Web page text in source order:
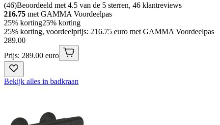
(46)Beoordeeld met 4.5 van de 5 sterren, 46 klantreviews
216.75 met GAMMA Voordeelpas
25% korting25% korting
25% korting, voordeelprijs: 216.75 euro met GAMMA Voordeelpas
289.00
Prijs: 289.00 euro
Bekijk alles in badkraan